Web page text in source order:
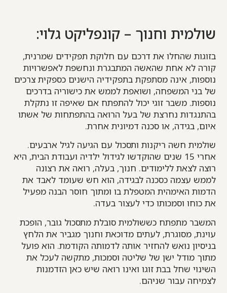
שולמית וחנוך – קונפליקט גלוי:
בזוגות שהחלו את דרכם עם חלוקת תפקידים שמרנית,
קורה לא אחת שהאשה המתבגרת ונחשפת לאפשרויות
נוספות, אינה מסתפקת בתפקידיה הישנים כספקית צרכים
של בני המשפחה, ושואפת לממש את כישוריה בדרכים
נוספות. משבר זוגי יכול להתפתח אם שאיפה זו נתקלת
בהתנגדות נחרצת של בעל הרואה בהתפתחות של אשתו
איום, בגידה, או סכנה דמיונית אחרת.
שולמית חשה ריקנות ותסכול עם הגיעה לגיל ארבעים.
אחרי 15 שנים שהוקדשו לגידול ילדיה ועבודת הבית, היא
רוצה לצאת ללימודים. חנוך, בעלה, רואה את רצונה
לממש עצמה כסכנה לבגידה, הוא חש שעומד לאבד את
הדמות האימהית המטפלת בו ומתוך חוסר הבנה מפעיל
את כוחו וסמכותו כדי לעצור בעדה.
המשבר מתפתח כששולמית סובלת מתסכול גובר, הופכת
עוינת, מסוגרת, לעתים מדוכאת וחנוך מגביר את הלחץ
בניסיון נואש להחזיר אותה לדמותה הקודמת. הוא פועל
מתוך מודל ישן של שליטה וסמכות, מתקשה לעכל את
השינוי שחל בבת זוגו ואינו רואה שיש כאן הזדמנות
לצמיחה עבור שניהם.